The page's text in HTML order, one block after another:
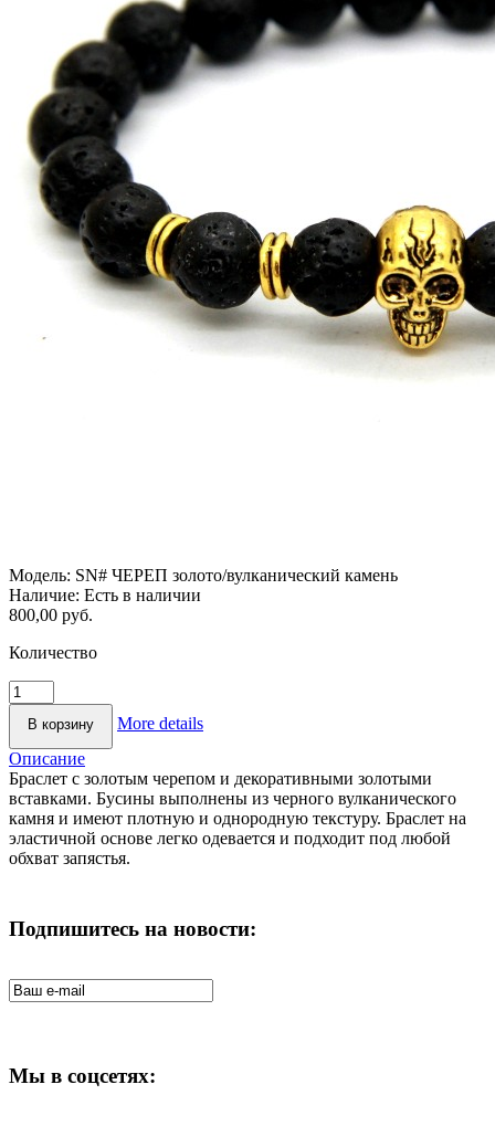
Модель: SN# ЧЕРЕП золото/вулканический камень
Наличие: Есть в наличии
800,00 руб.
Количество
More details
Описание
Браслет с золотым черепом и декоративными золотыми
вставками. Бусины выполнены из черного вулканического
камня и имеют плотную и однородную текстуру. Браслет на
эластичной основе легко одевается и подходит под любой
обхват запястья.
Подпишитесь на новости:
Мы в соцсетях: